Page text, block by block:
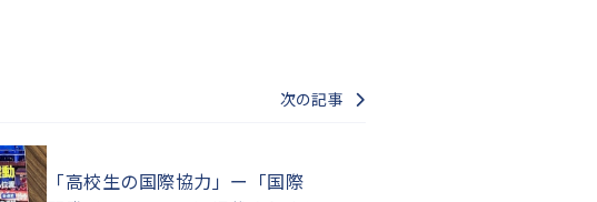
次の記事
「高校生の国際協力」ー「国際